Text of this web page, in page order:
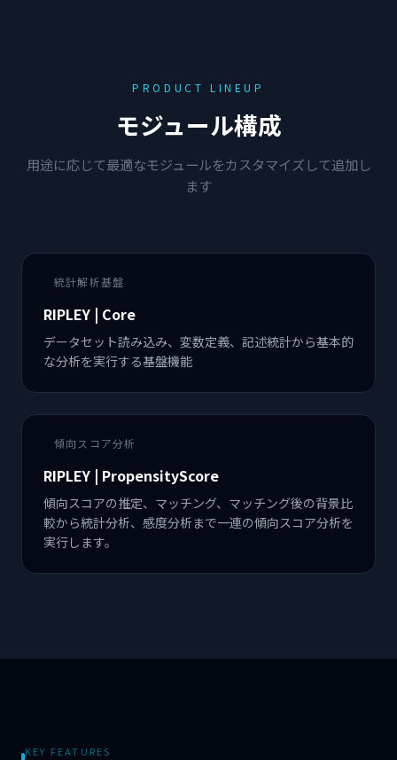
PRODUCT LINEUP
モジュール構成
用途に応じて最適なモジュールをカスタマイズして追加し
ます
統計解析基盤
RIPLEY | Core
データセット読み込み、変数定義、記述統計から基本的
な分析を実行する基盤機能
傾向スコア分析
RIPLEY | PropensityScore
傾向スコアの推定、マッチング、マッチング後の背景比
較から統計分析、感度分析まで一連の傾向スコア分析を
実行します。
KEY FEATURES